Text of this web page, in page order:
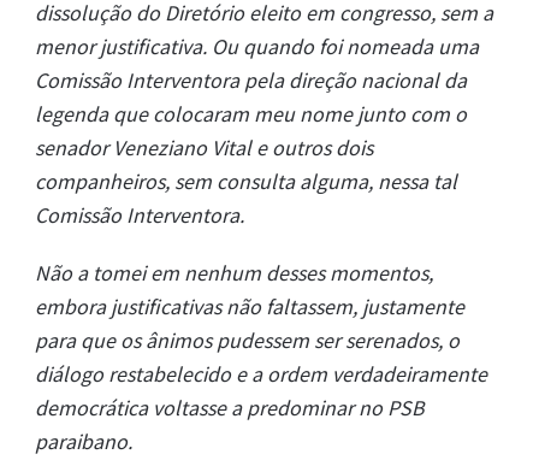
dissolução do Diretório eleito em congresso, sem a
menor justificativa. Ou quando foi nomeada uma
Comissão Interventora pela direção nacional da
legenda que colocaram meu nome junto com o
senador Veneziano Vital e outros dois
companheiros, sem consulta alguma, nessa tal
Comissão Interventora.
Não a tomei em nenhum desses momentos,
embora justificativas não faltassem, justamente
para que os ânimos pudessem ser serenados, o
diálogo restabelecido e a ordem verdadeiramente
democrática voltasse a predominar no PSB
paraibano.